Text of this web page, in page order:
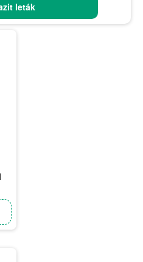
leták